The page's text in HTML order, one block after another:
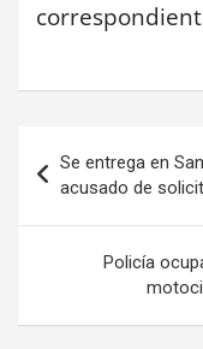
de
entradas
Se entrega en
acusado de
Policía